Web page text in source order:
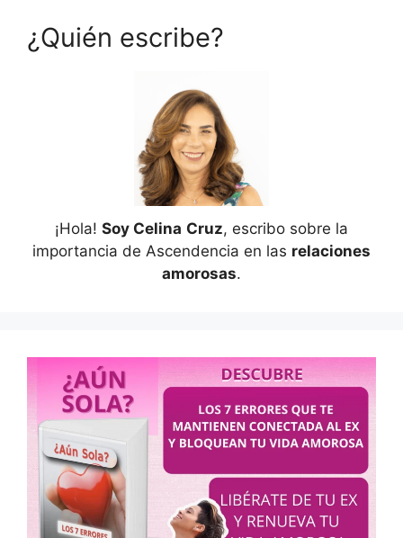
¿Quién escribe?
¡Hola! Soy Celina Cruz, escribo sobre la
importancia de Ascendencia en las relaciones
amorosas.